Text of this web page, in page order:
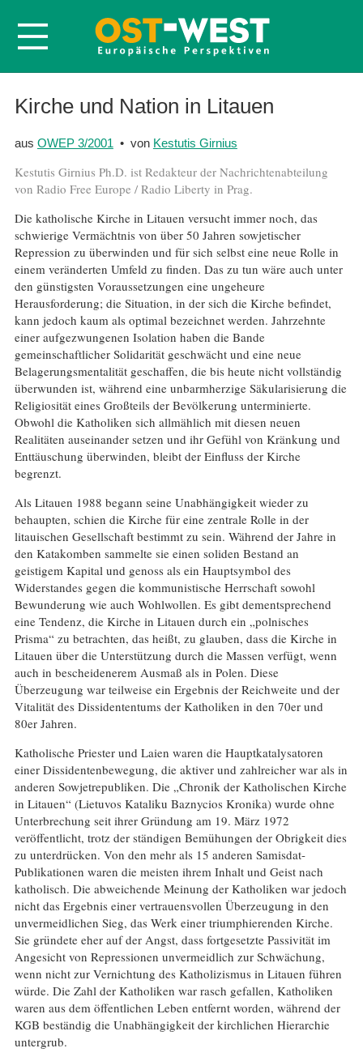
Startseite
Probeheft
Abonnieren
Kontakt
Kirche und Nation in Litauen
aus OWEP 3/2001 • von Kestutis Girnius
Kestutis Girnius Ph.D. ist Redakteur der Nachrichtenabteilung
von Radio Free Europe / Radio Liberty in Prag.
Die katholische Kirche in Litauen versucht immer noch, das
schwierige Vermächtnis von über 50 Jahren sowjetischer
Repression zu überwinden und für sich selbst eine neue Rolle in
einem veränderten Umfeld zu finden. Das zu tun wäre auch unter
den günstigsten Voraussetzungen eine ungeheure
Herausforderung; die Situation, in der sich die Kirche befindet,
kann jedoch kaum als optimal bezeichnet werden. Jahrzehnte
einer aufgezwungenen Isolation haben die Bande
gemeinschaftlicher Solidarität geschwächt und eine neue
Belagerungsmentalität geschaffen, die bis heute nicht vollständig
überwunden ist, während eine unbarmherzige Säkularisierung die
Religiosität eines Großteils der Bevölkerung unterminierte.
Obwohl die Katholiken sich allmählich mit diesen neuen
Realitäten auseinander setzen und ihr Gefühl von Kränkung und
Enttäuschung überwinden, bleibt der Einfluss der Kirche
begrenzt.
Als Litauen 1988 begann seine Unabhängigkeit wieder zu
behaupten, schien die Kirche für eine zentrale Rolle in der
litauischen Gesellschaft bestimmt zu sein. Während der Jahre in
den Katakomben sammelte sie einen soliden Bestand an
geistigem Kapital und genoss als ein Hauptsymbol des
Widerstandes gegen die kommunistische Herrschaft sowohl
Bewunderung wie auch Wohlwollen. Es gibt dementsprechend
eine Tendenz, die Kirche in Litauen durch ein „polnisches
Prisma“ zu betrachten, das heißt, zu glauben, dass die Kirche in
Litauen über die Unterstützung durch die Massen verfügt, wenn
auch in bescheidenerem Ausmaß als in Polen. Diese
Überzeugung war teilweise ein Ergebnis der Reichweite und der
Vitalität des Dissidententums der Katholiken in den 70er und
80er Jahren.
Katholische Priester und Laien waren die Hauptkatalysatoren
einer Dissidentenbewegung, die aktiver und zahlreicher war als in
anderen Sowjetrepubliken. Die „Chronik der Katholischen Kirche
in Litauen“ (Lietuvos Kataliku Baznycios Kronika) wurde ohne
Unterbrechung seit ihrer Gründung am 19. März 1972
veröffentlicht, trotz der ständigen Bemühungen der Obrigkeit dies
zu unterdrücken. Von den mehr als 15 anderen Samisdat-
Publikationen waren die meisten ihrem Inhalt und Geist nach
katholisch. Die abweichende Meinung der Katholiken war jedoch
nicht das Ergebnis einer vertrauensvollen Überzeugung in den
unvermeidlichen Sieg, das Werk einer triumphierenden Kirche.
Sie gründete eher auf der Angst, dass fortgesetzte Passivität im
Angesicht von Repressionen unvermeidlich zur Schwächung,
wenn nicht zur Vernichtung des Katholizismus in Litauen führen
würde. Die Zahl der Katholiken war rasch gefallen, Katholiken
waren aus dem öffentlichen Leben entfernt worden, während der
KGB beständig die Unabhängigkeit der kirchlichen Hierarchie
untergrub.